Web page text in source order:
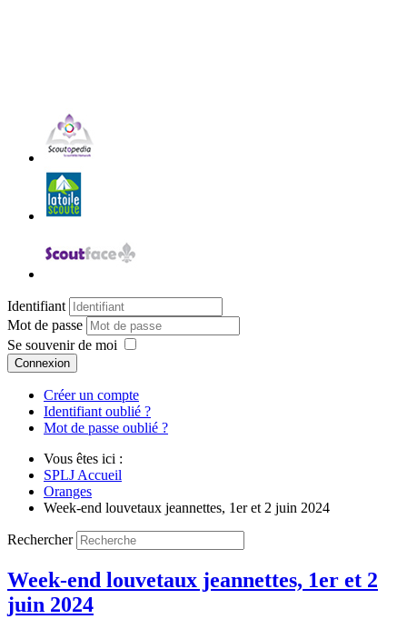
Identifiant
Mot de passe
Se souvenir de moi
Connexion
Créer un compte
Identifiant oublié ?
Mot de passe oublié ?
Vous êtes ici :
SPLJ Accueil
Oranges
Week-end louvetaux jeannettes, 1er et 2 juin 2024
Rechercher
Week-end louvetaux jeannettes, 1er et 2
juin 2024